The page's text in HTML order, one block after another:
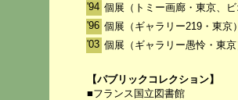
'94 個展（トミー画廊・東京、ビ
'96 個展（ギャラリー219・東京）
'03 個展（ギャラリー愚怜・東京
【パブリックコレクション】
■フランス国立図書館